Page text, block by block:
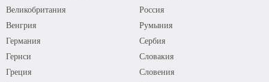
Великобритания
Венгрия
Германия
Гернси
Греция
Россия
Румыния
Сербия
Словакия
Словения